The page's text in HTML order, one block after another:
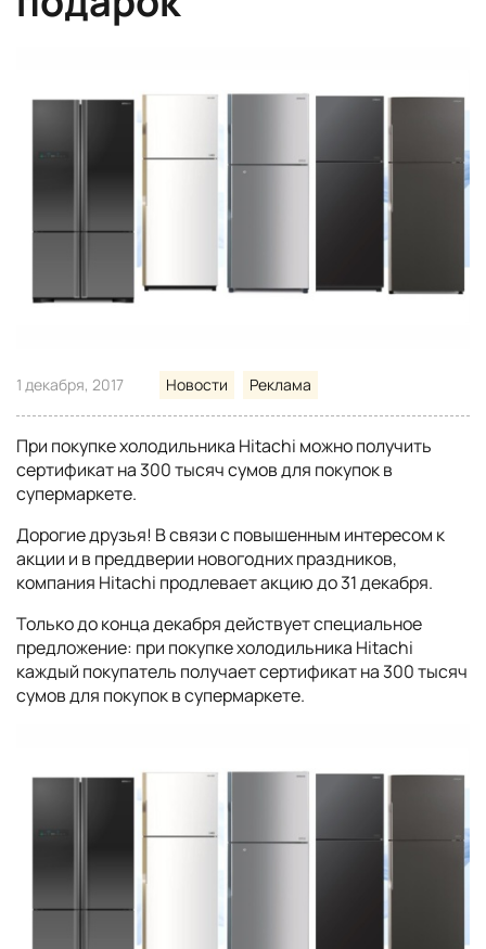
1 декабря, 2017 Новости Реклама
При покупке холодильника Hitachi можно получить
сертификат на 300 тысяч сумов для покупок в
супермаркете.
Дорогие друзья! В связи с повышенным интересом к
акции и в преддверии новогодних праздников,
компания Hitachi продлевает акцию до 31 декабря.
Только до конца декабря действует специальное
предложение: при покупке холодильника Hitachi
каждый покупатель получает сертификат на 300 тысяч
сумов для покупок в супермаркете.